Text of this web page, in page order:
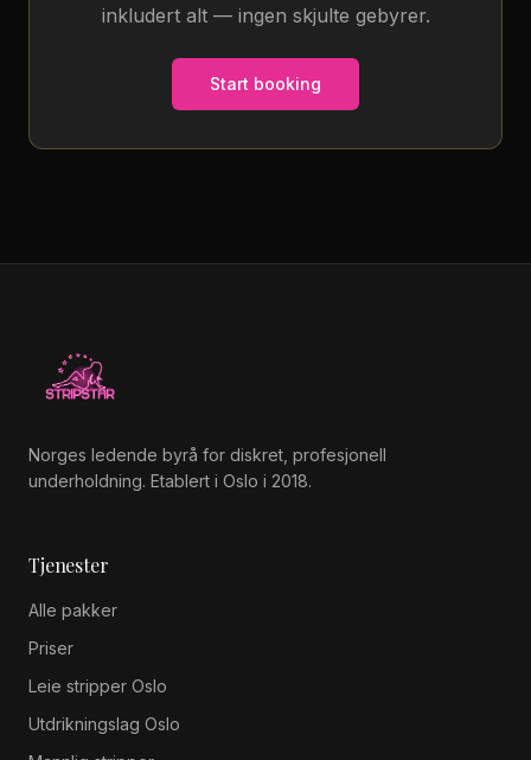
inkludert alt — ingen skjulte gebyrer.
Start booking
Norges ledende byrå for diskret, profesjonell
underholdning. Etablert i Oslo i 2018.
Tjenester
Alle pakker
Priser
Leie stripper Oslo
Utdrikningslag Oslo